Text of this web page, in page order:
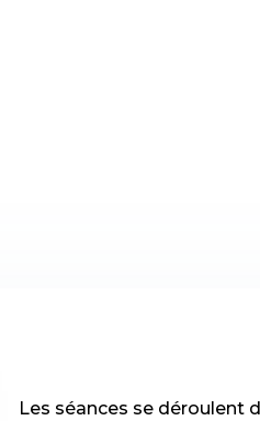
Les séances se déroulent